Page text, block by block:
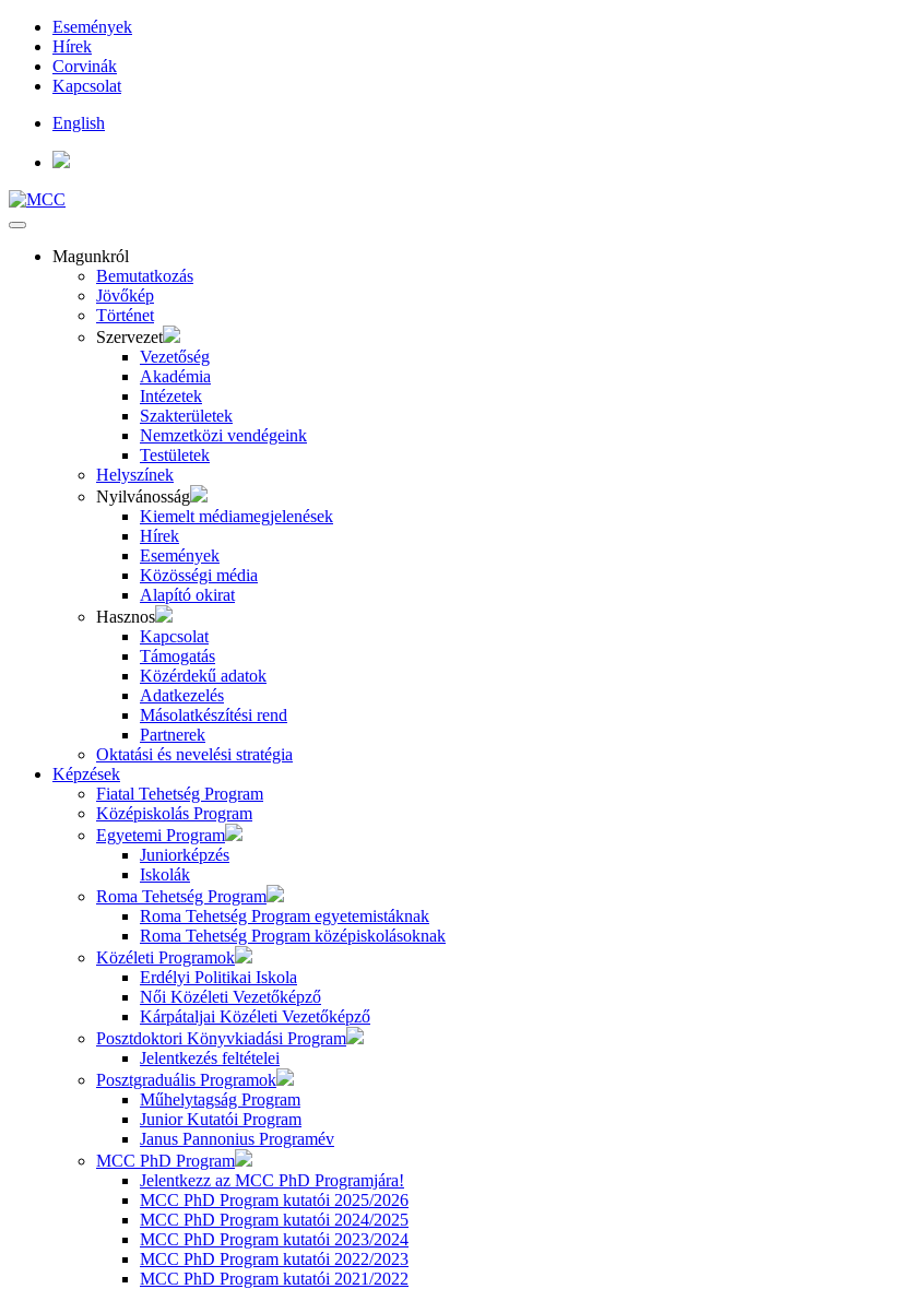
Események
Hírek
Corvinák
Kapcsolat
English
Magunkról
Bemutatkozás
Jövőkép
Történet
Szervezet
Vezetőség
Akadémia
Intézetek
Szakterületek
Nemzetközi vendégeink
Testületek
Helyszínek
Nyilvánosság
Kiemelt médiamegjelenések
Hírek
Események
Közösségi média
Alapító okirat
Hasznos
Kapcsolat
Támogatás
Közérdekű adatok
Adatkezelés
Másolatkészítési rend
Partnerek
Oktatási és nevelési stratégia
Képzések
Fiatal Tehetség Program
Középiskolás Program
Egyetemi Program
Juniorképzés
Iskolák
Roma Tehetség Program
Roma Tehetség Program egyetemistáknak
Roma Tehetség Program középiskolásoknak
Közéleti Programok
Erdélyi Politikai Iskola
Női Közéleti Vezetőképző
Kárpátaljai Közéleti Vezetőképző
Posztdoktori Könyvkiadási Program
Jelentkezés feltételei
Posztgraduális Programok
Műhelytagság Program
Junior Kutatói Program
Janus Pannonius Programév
MCC PhD Program
Jelentkezz az MCC PhD Programjára!
MCC PhD Program kutatói 2025/2026
MCC PhD Program kutatói 2024/2025
MCC PhD Program kutatói 2023/2024
MCC PhD Program kutatói 2022/2023
MCC PhD Program kutatói 2021/2022